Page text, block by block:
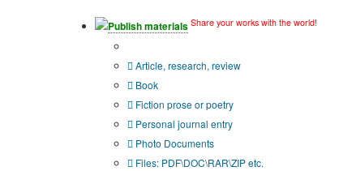
Publish materials Share your works with the world!
Article, research, review
Book
Fiction prose or poetry
Personal journal entry
Photo Documents
Files: PDF\DOC\RAR\ZIP etc.